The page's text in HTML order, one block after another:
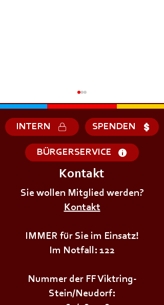
INTERN SPENDEN
BÜRGERSERVICE
Kontakt
Sie wollen Mitglied werden?
Kontakt
IMMER für Sie im Einsatz!
Im Notfall: 122
Nummer der FF Viktring-
Stein/Neudorf: